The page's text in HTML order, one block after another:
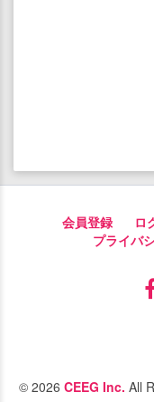
会員登録 ロ
プライバ
© 2026 CEEG Inc. All